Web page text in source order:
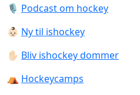
🎙️ Podcast om hockey
👶🏻 Ny til ishockey
✋🏻 Bliv ishockey dommer
⛺️ Hockeycamps